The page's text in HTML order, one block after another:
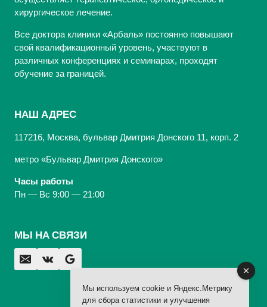
хирургическое лечение.
Все доктора клиники «Арбаль» постоянно повышают
свой квалификационный уровень, участвуют в
различных конференциях и семинарах, проходят
обучение за границей.
НАШ АДРЕС
117216, Москва, бульвар Дмитрия Донского 11, корп. 2
метро «Бульвар Дмитрия Донского»
Часы работы
Пн — Вс 9:00 — 21:00
МЫ НА СВЯЗИ
Мы используем cookie и Яндекс.Метрику
для сбора статистики и улучшения